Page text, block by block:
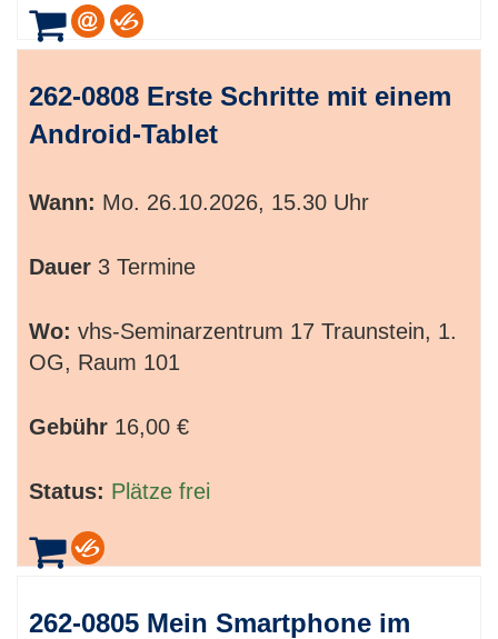
262-0808 Erste Schritte mit einem
Android-Tablet
Wann: Mo. 26.10.2026, 15.30 Uhr
Dauer 3 Termine
Wo: vhs-Seminarzentrum 17 Traunstein, 1.
OG, Raum 101
Gebühr 16,00 €
Status: Plätze frei
262-0805 Mein Smartphone im